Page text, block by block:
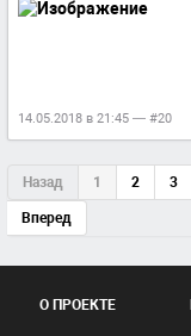
14.05.2018 в 21:45 — #20
Назад 1 2 3
Вперед
О ПРОЕКТЕ